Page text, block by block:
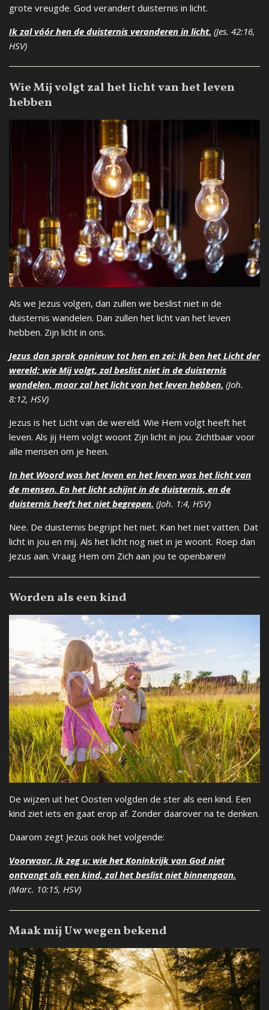
grote vreugde. God verandert duisternis in licht.
Ik zal vóór hen de duisternis veranderen in licht. (Jes. 42:16,
HSV)
Wie Mij volgt zal het licht van het leven
hebben
Als we Jezus volgen, dan zullen we beslist niet in de
duisternis wandelen. Dan zullen het licht van het leven
hebben. Zijn licht in ons.
Jezus dan sprak opnieuw tot hen en zei: Ik ben het Licht der
wereld; wie Mij volgt, zal beslist niet in de duisternis
wandelen, maar zal het licht van het leven hebben. (Joh.
8:12, HSV)
Jezus is het Licht van de wereld. Wie Hem volgt heeft het
leven. Als jij Hem volgt woont Zijn licht in jou. Zichtbaar voor
alle mensen om je heen.
In het Woord was het leven en het leven was het licht van
de mensen. En het licht schijnt in de duisternis, en de
duisternis heeft het niet begrepen. (Joh. 1:4, HSV)
Nee. De duisternis begrijpt het niet. Kan het niet vatten. Dat
licht in jou en mij. Als het licht nog niet in je woont. Roep dan
Jezus aan. Vraag Hem om Zich aan jou te openbaren!
Worden als een kind
De wijzen uit het Oosten volgden de ster als een kind. Een
kind ziet iets en gaat erop af. Zonder daarover na te denken.
Daarom zegt Jezus ook het volgende:
Voorwaar, Ik zeg u: wie het Koninkrijk van God niet
ontvangt als een kind, zal het beslist niet binnengaan.
(Marc. 10:15, HSV)
Maak mij Uw wegen bekend